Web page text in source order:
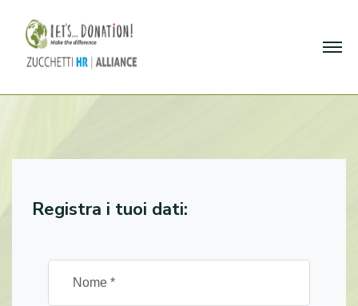
Registra i tuoi dati: